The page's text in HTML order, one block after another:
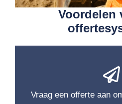
Voordelen
Vraag een offerte aan